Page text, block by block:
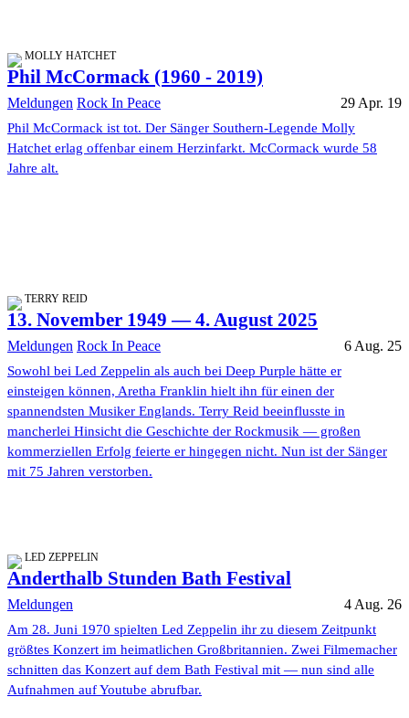
MOLLY HATCHET
Phil McCormack (1960 - 2019)
Meldungen Rock In Peace 29 Apr. 19
Phil McCormack ist tot. Der Sänger Southern-Legende Molly
Hatchet erlag offenbar einem Herzinfarkt. McCormack wurde 58
Jahre alt.
TERRY REID
13. November 1949 — 4. August 2025
Meldungen Rock In Peace 6 Aug. 25
Sowohl bei Led Zeppelin als auch bei Deep Purple hätte er
einsteigen können, Aretha Franklin hielt ihn für einen der
spannendsten Musiker Englands. Terry Reid beeinflusste in
mancherlei Hinsicht die Geschichte der Rockmusik — großen
kommerziellen Erfolg feierte er hingegen nicht. Nun ist der Sänger
mit 75 Jahren verstorben.
LED ZEPPELIN
Anderthalb Stunden Bath Festival
Meldungen 4 Aug. 26
Am 28. Juni 1970 spielten Led Zeppelin ihr zu diesem Zeitpunkt
größtes Konzert im heimatlichen Großbritannien. Zwei Filmemacher
schnitten das Konzert auf dem Bath Festival mit — nun sind alle
Aufnahmen auf Youtube abrufbar.